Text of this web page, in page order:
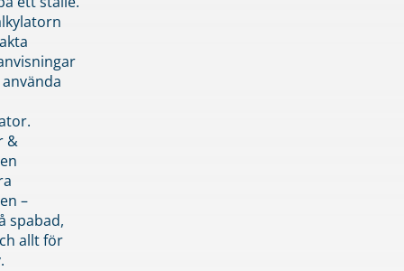
&
–
spabad,
allt för